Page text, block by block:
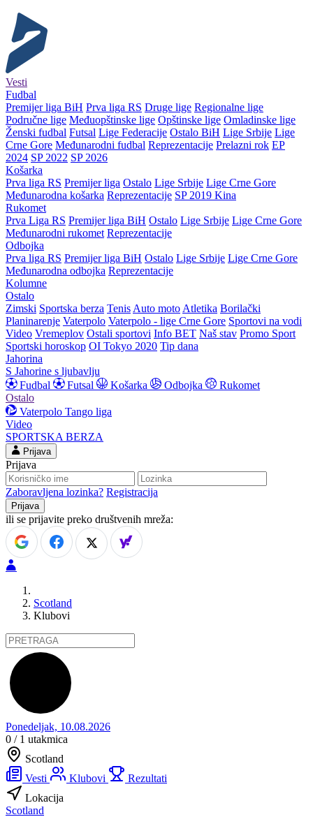
Vesti
Fudbal
Premijer liga BiH Prva liga RS Druge lige Regionalne lige
Područne lige Međuopštinske lige Opštinske lige Omladinske lige
Ženski fudbal Futsal Lige Federacije Ostalo BiH Lige Srbije Lige
Crne Gore Međunarodni fudbal Reprezentacije Prelazni rok EP
2024 SP 2022 SP 2026
Košarka
Prva liga RS Premijer liga Ostalo Lige Srbije Lige Crne Gore
Međunarodna košarka Reprezentacije SP 2019 Kina
Rukomet
Prva Liga RS Premijer liga BiH Ostalo Lige Srbije Lige Crne Gore
Međunarodni rukomet Reprezentacije
Odbojka
Prva liga RS Premijer liga BiH Ostalo Lige Srbije Lige Crne Gore
Međunarodna odbojka Reprezentacije
Kolumne
Ostalo
Zimski Sportska berza Tenis Auto moto Atletika Borilački
Planinarenje Vaterpolo Vaterpolo - lige Crne Gore Sportovi na vodi
Video Vremeplov Ostali sportovi Info BET Naš stav Promo Sport
Sportski horoskop OI Tokyo 2020 Tip dana
Jahorina
S Jahorine s ljubavlju
Fudbal
Futsal Košarka Odbojka
Rukomet
Ostalo
Vaterpolo Tango liga
Video
SPORTSKA BERZA
Prijava
Prijava
Zaboravljena lozinka? Registracija
ili se prijavite preko društvenih mreža:
Scotland
Klubovi
Ponedeljak, 10.08.2026
0 / 1 utakmica
Scotland
Vesti
Klubovi
Rezultati
Lokacija
Scotland